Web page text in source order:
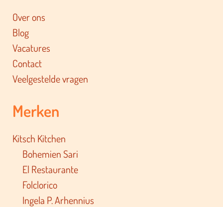
Over ons
Blog
Vacatures
Contact
Veelgestelde vragen
Merken
Kitsch Kitchen
Bohemien Sari
El Restaurante
Folclorico
Ingela P. Arhennius